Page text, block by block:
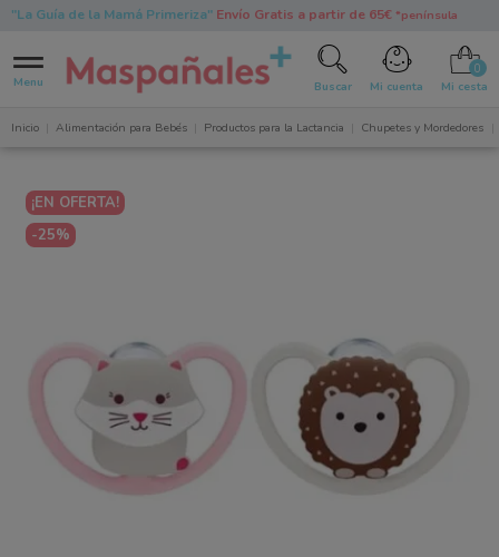
"La Guía de la Mamá Primeriza"Envío Gratis a partir de 65€ *península
Menu Buscar Mi cuenta Mi cesta
Inicio Alimentación para Bebés Productos para la Lactancia Chupetes y Mordedores
¡EN OFERTA!
-25%